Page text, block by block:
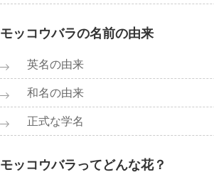
モッコウバラの名前の由来
英名の由来
和名の由来
正式な学名
モッコウバラってどんな花？